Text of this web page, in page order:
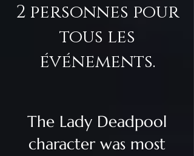
2 personnes pour
tous les
événements.
The Lady Deadpool
character was most